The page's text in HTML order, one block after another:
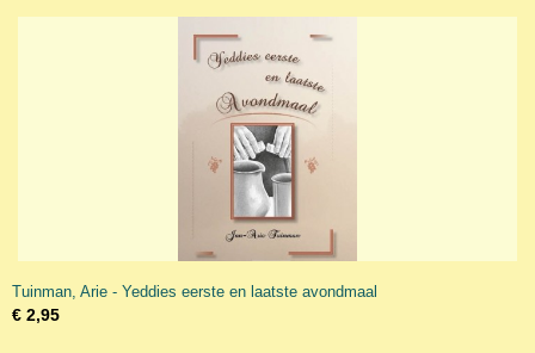
Tuinman, Arie - Yeddies eerste en laatste avondmaal
€ 2,95